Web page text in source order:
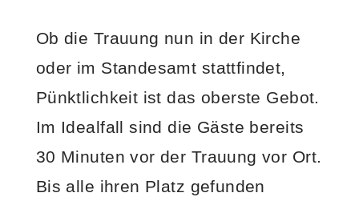
Ob die Trauung nun in der Kirche
oder im Standesamt stattfindet,
Pünktlichkeit ist das oberste Gebot.
Im Idealfall sind die Gäste bereits
30 Minuten vor der Trauung vor Ort.
Bis alle ihren Platz gefunden